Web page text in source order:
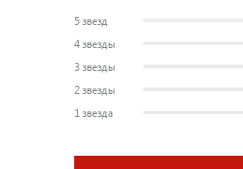
5 звезд
4 звезды
3 звезды
2 звезды
1 звезда